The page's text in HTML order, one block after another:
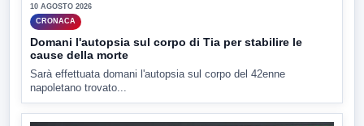
10 AGOSTO 2026
CRONACA
Domani l'autopsia sul corpo di Tia per stabilire le
cause della morte
Sarà effettuata domani l'autopsia sul corpo del 42enne
napoletano trovato...